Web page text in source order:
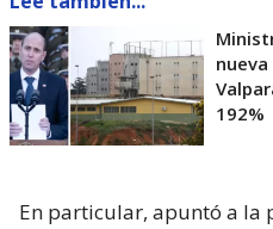
192%
En particular, apuntó a la